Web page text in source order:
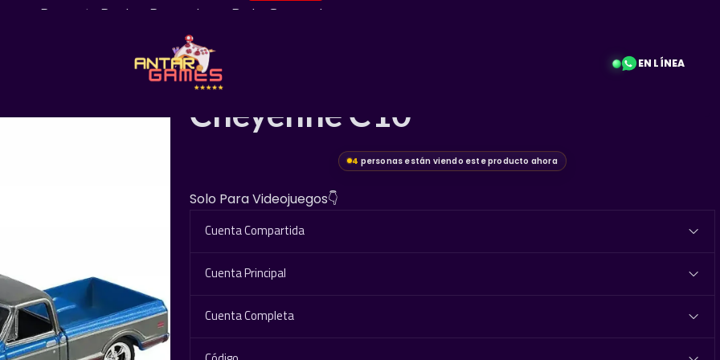
EN LÍNEA
¡Pregunta Por Las Promociones De La Semana!
|
Greenlight 1972 Chevrolet
Cheyenne C10
4 personas están viendo este producto ahora
Solo Para Videojuegos👇
Cuenta Compartida
Cuenta Principal
Cuenta Completa